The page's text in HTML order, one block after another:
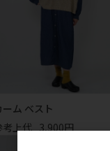
ーム ベスト
考上代 3,900円